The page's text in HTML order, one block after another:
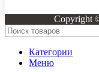
Copyright
Категории
Меню